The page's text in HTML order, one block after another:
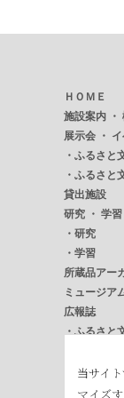
ＨＯＭＥ
施設案内 ・
展示会 ・ イ
・ ふるさと
・ ふるさと
貸出施設
研究 ・ 学習
・ 研究
・ 学習
所蔵品アー
ミュージア
広報誌
・ ふるさと
アクセス・
アクセス
当サイ
マイズ